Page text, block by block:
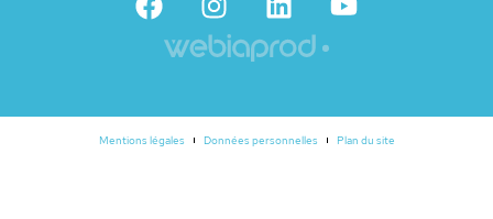
Mentions légales Données personnelles Plan du site